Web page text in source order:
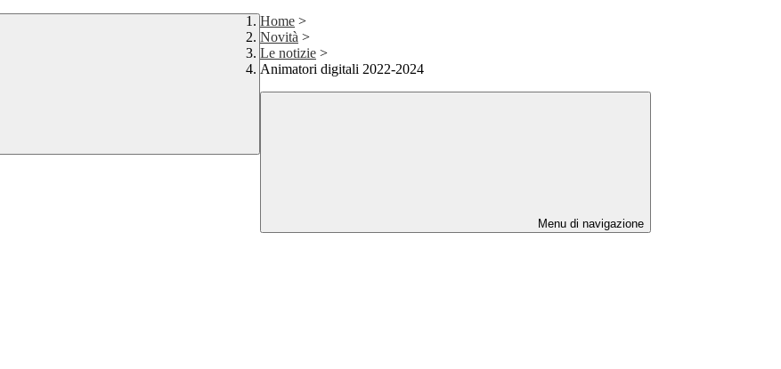
Home >
Novità >
Le notizie >
Animatori digitali 2022-2024
Menu di navigazione